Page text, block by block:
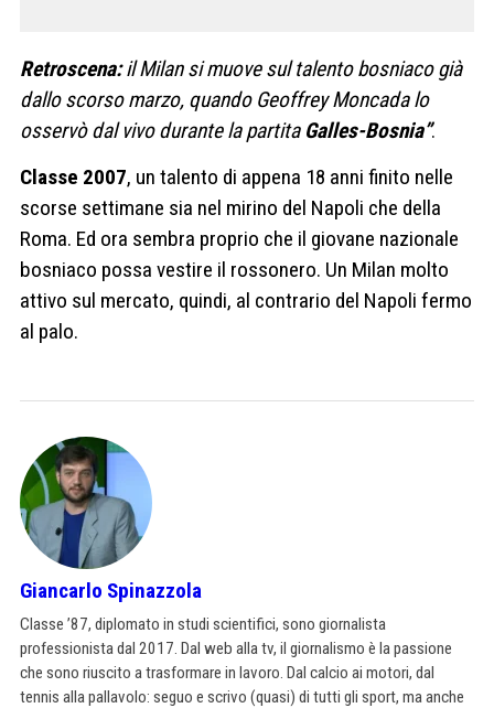
Retroscena:il Milan si muove sul talento bosniaco già
dallo scorso marzo, quando Geoffrey Moncada lo
osservò dal vivo durante la partita Galles-Bosnia”.
Classe 2007, un talento di appena 18 anni finito nelle
scorse settimane sia nel mirino del Napoli che della
Roma. Ed ora sembra proprio che il giovane nazionale
bosniaco possa vestire il rossonero. Un Milan molto
attivo sul mercato, quindi, al contrario del Napoli fermo
al palo.
Giancarlo Spinazzola
Classe ’87, diplomato in studi scientifici, sono giornalista
professionista dal 2017. Dal web alla tv, il giornalismo è la passione
che sono riuscito a trasformare in lavoro. Dal calcio ai motori, dal
tennis alla pallavolo: seguo e scrivo (quasi) di tutti gli sport, ma anche